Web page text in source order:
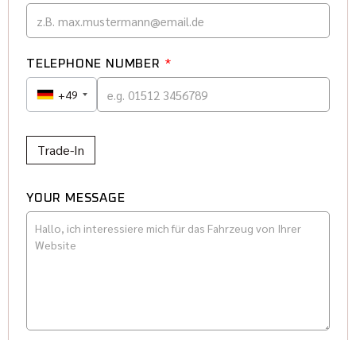
TELEPHONE NUMBER *
+49
Trade-In
YOUR MESSAGE